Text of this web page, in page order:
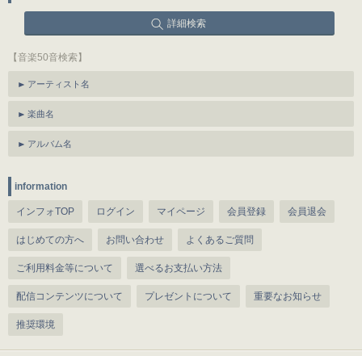
詳細検索
【音楽50音検索】
アーティスト名
楽曲名
アルバム名
information
インフォTOP ログイン マイページ 会員登録 会員退会
はじめての方へ お問い合わせ よくあるご質問
ご利用料金等について 選べるお支払い方法
配信コンテンツについて プレゼントについて 重要なお知らせ
推奨環境